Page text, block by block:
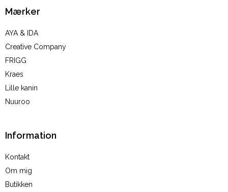
Mærker
AYA & IDA
Creative Company
FRIGG
Kraes
Lille kanin
Nuuroo
Information
Kontakt
Om mig
Butikken